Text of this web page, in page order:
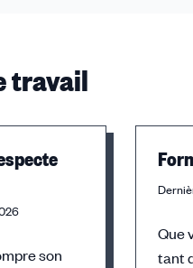
travail
son
Que
tant